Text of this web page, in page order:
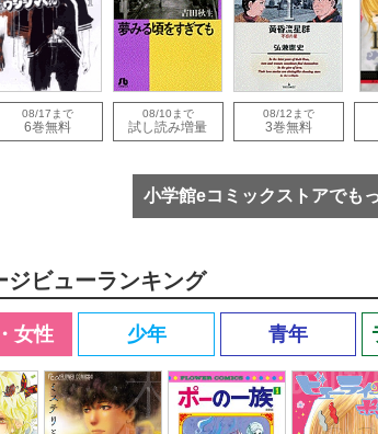
08/17まで
6巻無料
08/10まで
試し読み増量
08/12まで
3巻無料
小学館eコミックストアでも
ジビューランキング
女性 少年 青年